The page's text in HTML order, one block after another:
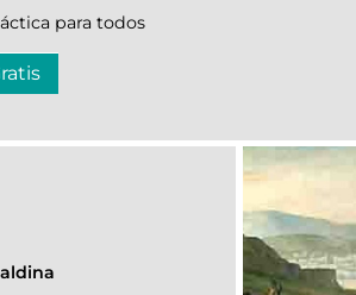
para todos